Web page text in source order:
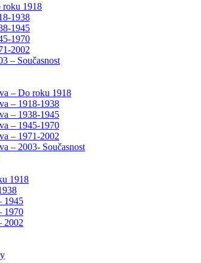
roku 1918
1938
1945
1970
2002
– Současnost
– Do roku 1918
– 1918-1938
– 1938-1945
– 1945-1970
– 1971-2002
– 2003- Současnost
1918
1945
1970
2002